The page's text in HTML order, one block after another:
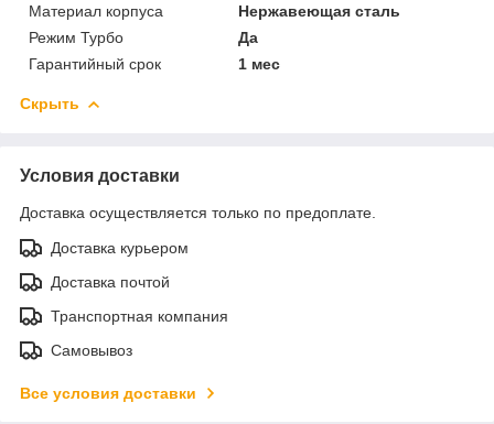
Материал корпуса
Нержавеющая сталь
Режим Турбо
Да
Гарантийный срок
1 мес
Скрыть
Условия доставки
Доставка осуществляется только по предоплате.
Доставка курьером
Доставка почтой
Транспортная компания
Самовывоз
Все условия доставки